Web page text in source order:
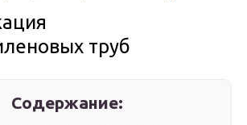
труб
Содержание: